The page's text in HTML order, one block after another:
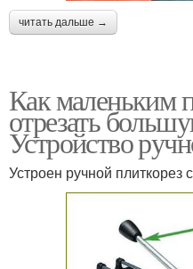
читать дальше →
Как маленьким
отрезать
Устройство
Устроен ручной